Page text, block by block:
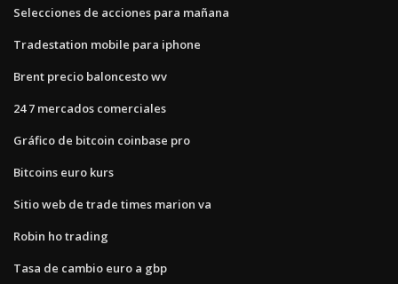
Selecciones de acciones para mañana
Tradestation mobile para iphone
Brent precio baloncesto wv
24 7 mercados comerciales
Gráfico de bitcoin coinbase pro
Bitcoins euro kurs
Sitio web de trade times marion va
Robin ho trading
Tasa de cambio euro a gbp